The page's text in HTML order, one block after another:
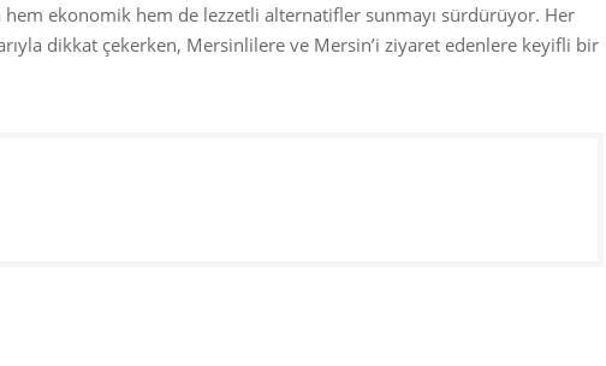
ekonomik hem de lezzetli alternatifler sunmayı sürdürüyor. Her
dikkat çekerken, Mersinlilere ve Mersin’i ziyaret edenlere keyifli bir